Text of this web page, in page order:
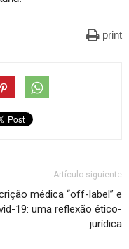
print
Artículo siguiente
médica “off-label” e
19: uma reflexão ético-
jurídica